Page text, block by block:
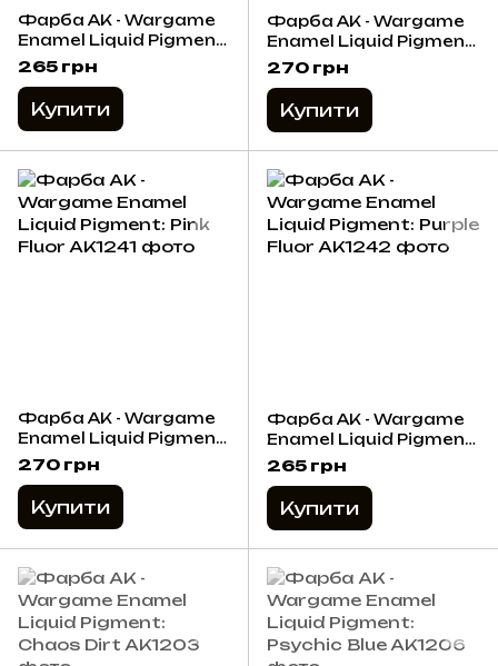
Фарба AK - Wargame
Enamel Liquid Pigment:
Light Orange Fluor
265 грн
Купити
Фарба AK - Wargame
Enamel Liquid Pigment:
Orange Fluor
270 грн
Купити
Фарба AK - Wargame
Enamel Liquid Pigment:
Pink Fluor
270 грн
Купити
Фарба AK - Wargame
Enamel Liquid Pigment:
Purple Fluor
265 грн
Купити